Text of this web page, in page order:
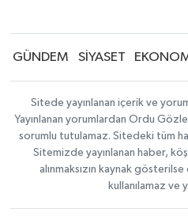
GÜNDEM SİYASET
Sitede yayınlanan içerik ve
Yayınlanan yorumlardan Ordu
sorumlu tutulamaz. Sitedeki tüm
Sitemizde yayınlanan haber,
alınmaksızın kaynak
kullanılamaz ve